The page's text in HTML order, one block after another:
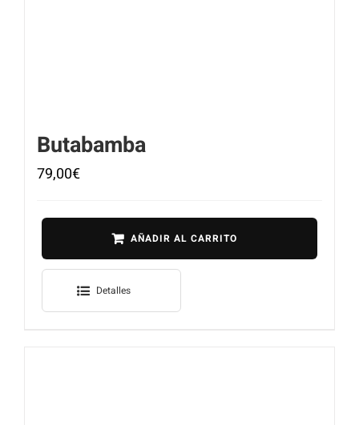
Butabamba
79,00€
AÑADIR AL CARRITO
Detalles